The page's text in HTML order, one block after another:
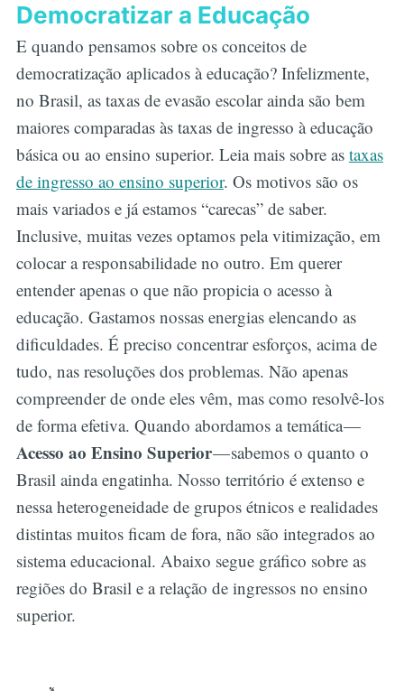
Democratizar a Educação
E quando pensamos sobre os conceitos de
democratização aplicados à educação? Infelizmente,
no Brasil, as taxas de evasão escolar ainda são bem
maiores comparadas às taxas de ingresso à educação
básica ou ao ensino superior. Leia mais sobre as taxas
de ingresso ao ensino superior. Os motivos são os
mais variados e já estamos “carecas” de saber.
Inclusive, muitas vezes optamos pela vitimização, em
colocar a responsabilidade no outro. Em querer
entender apenas o que não propicia o acesso à
educação. Gastamos nossas energias elencando as
dificuldades. É preciso concentrar esforços, acima de
tudo, nas resoluções dos problemas. Não apenas
compreender de onde eles vêm, mas como resolvê-los
de forma efetiva. Quando abordamos a temática —
Acesso ao Ensino Superior— sabemos o quanto o
Brasil ainda engatinha. Nosso território é extenso e
nessa heterogeneidade de grupos étnicos e realidades
distintas muitos ficam de fora, não são integrados ao
sistema educacional. Abaixo segue gráfico sobre as
regiões do Brasil e a relação de ingressos no ensino
superior.